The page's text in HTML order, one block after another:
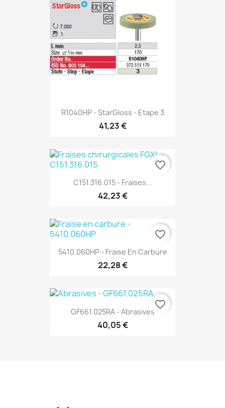
R1040HP - StarGloss - Etape 3
41,23 €
C151.316.015 - Fraises...
42,23 €
favorite_border
5410.060HP - Fraise En Carbure
22,28 €
favorite_border
GF661.025RA - Abrasives
40,05 €
favorite_border